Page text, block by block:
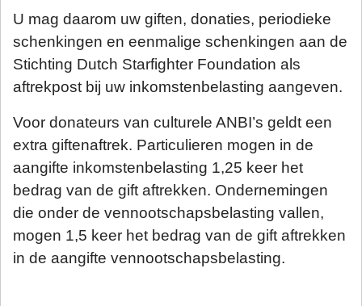
U mag daarom uw giften, donaties, periodieke
schenkingen en eenmalige schenkingen aan de
Stichting Dutch Starfighter Foundation als
aftrekpost bij uw inkomstenbelasting aangeven.
Voor donateurs van culturele ANBI’s geldt een
extra giftenaftrek. Particulieren mogen in de
aangifte inkomstenbelasting 1,25 keer het
bedrag van de gift aftrekken. Ondernemingen
die onder de vennootschapsbelasting vallen,
mogen 1,5 keer het bedrag van de gift aftrekken
in de aangifte vennootschapsbelasting.